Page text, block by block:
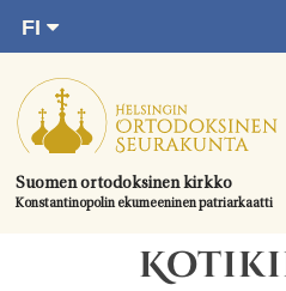
suoraan
sisältöön.
Suomen ortodoksinen kirkko
Konstantinopolin ekumeeninen patriarkaatti
FI
SV
EN
UA
Etusivu
Ajankohtaista
Juhlat & toimitukset